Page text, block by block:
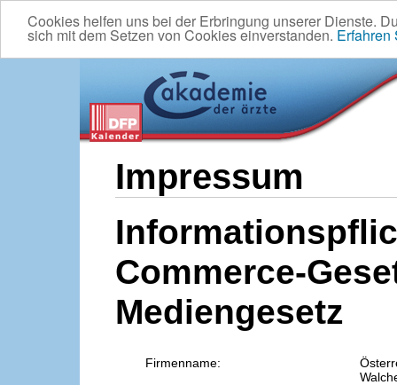
Cookies helfen uns bei der Erbringung unserer Dienste.
sich mit dem Setzen von Cookies einverstanden. Erfahren
Impressum
Commerce-
Mediengesetz
Firmenname: